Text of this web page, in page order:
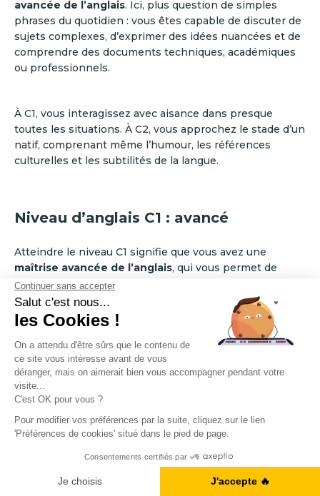
avancée de l’anglais. Ici, plus question de simples
phrases du quotidien : vous êtes capable de discuter de
sujets complexes, d’exprimer des idées nuancées et de
comprendre des documents techniques, académiques
ou professionnels.
À C1, vous interagissez avec aisance dans presque
toutes les situations. À C2, vous approchez le stade d’un
natif, comprenant même l’humour, les références
culturelles et les subtilités de la langue.
Niveau d’anglais C1 : avancé
Atteindre le niveau C1 signifie que vous avez une
maîtrise avancée de l’anglais, qui vous permet de
communiquer avec aisance et spontanéité dans des
situations complexes, qu’elles soient professionnelles,
académiques ou sociales. Vous comprenez des textes
longs et exigeants, vous êtes capable d’argumenter
avec précision et vous adaptez votre discours en
fonction du contexte et de votre interlocuteur.
Vous êtes capable de :
Participer à des discussions complexes
abstraits ou techniques
Comprendre des conférences, podcasts et films
A1, B2, C1... Vous en êtes où ?
Je fais le test